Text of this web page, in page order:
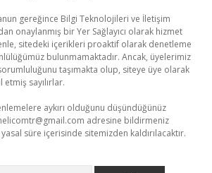
gereğince Bilgi Teknolojileri ve İletişim
onaylanmış bir Yer Sağlayıcı olarak hizmet
sitedeki içerikleri proaktif olarak denetleme
bulunmamaktadır. Ancak, üyelerimiz
taşımakta olup, siteye üye olarak
sayılırlar.
aykırı olduğunu düşündüğünüz
adresine bildirmeniz
süre içerisinde sitemizden kaldırılacaktır.